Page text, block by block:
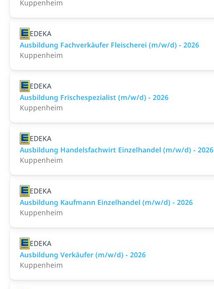
Kuppenheim
EDEKA
Ausbildung Fachverkäufer Fleischerei (m/w/d) - 2026
Kuppenheim
EDEKA
Ausbildung Frischespezialist (m/w/d) - 2026
Kuppenheim
EDEKA
Ausbildung Handelsfachwirt Einzelhandel (m/w/d) - 2026
Kuppenheim
EDEKA
Ausbildung Kaufmann Einzelhandel (m/w/d) - 2026
Kuppenheim
EDEKA
Ausbildung Verkäufer (m/w/d) - 2026
Kuppenheim